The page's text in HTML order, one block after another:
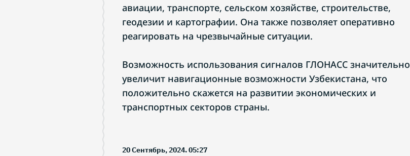
авиации, транспорте, сельском хозяйстве, строительстве,
геодезии и картографии. Она также позволяет оперативно
реагировать на чрезвычайные ситуации.
Возможность использования сигналов ГЛОНАСС значительно
увеличит навигационные возможности Узбекистана, что
положительно скажется на развитии экономических и
транспортных секторов страны.
20 Сентябрь, 2024. 05:27